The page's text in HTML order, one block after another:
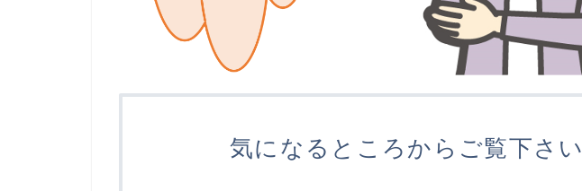
気になるところからご覧下さい